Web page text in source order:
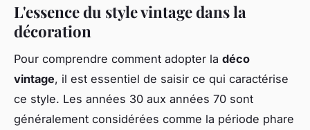
L'essence du style vintage dans la
décoration
Pour comprendre comment adopter la déco
vintage, il est essentiel de saisir ce qui caractérise
ce style. Les années 30 aux années 70 sont
généralement considérées comme la période phare